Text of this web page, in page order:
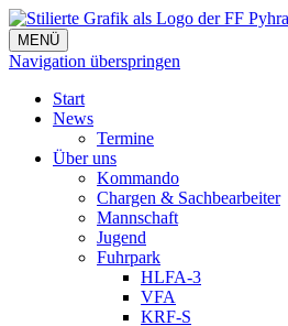
MENÜ
Navigation überspringen
Start
News
Termine
Über uns
Kommando
Chargen & Sachbearbeiter
Mannschaft
Jugend
Fuhrpark
HLFA-3
VFA
KRF-S